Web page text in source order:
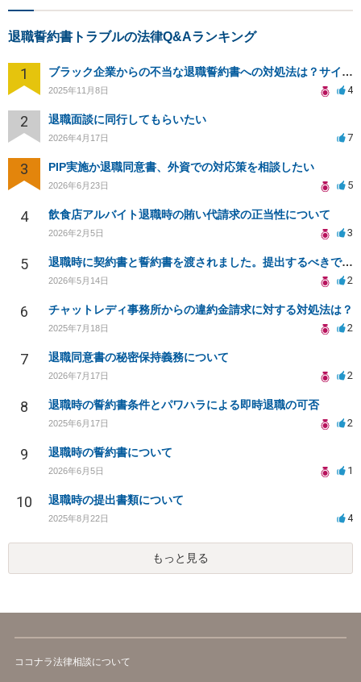
退職誓約書トラブルの法律Q&Aランキング
1 ブラック企業からの不当な退職誓約書への対処法は？サインを断る方法は？
2025年11月8日 4
2 退職面談に同行してもらいたい
2026年4月17日 7
3 PIP実施か退職同意書、外資での対応策を相談したい
2026年6月23日 5
4 飲食店アルバイト退職時の賄い代請求の正当性について
2026年2月5日 3
5 退職時に契約書と誓約書を渡されました。提出するべきですか？
2026年5月14日 2
6 チャットレディ事務所からの違約金請求に対する対処法は？
2025年7月18日 2
7 退職同意書の秘密保持義務について
2026年7月17日 2
8 退職時の誓約書条件とパワハラによる即時退職の可否
2025年6月17日 2
9 退職時の誓約書について
2026年6月5日 1
10 退職時の提出書類について
2025年8月22日 4
もっと見る
ココナラ法律相談について